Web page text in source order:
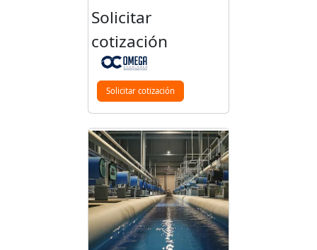
Solicitar
cotización
Solicitar cotización